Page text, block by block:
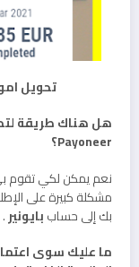
تحويل
هل هناك طريقة
Payoneer؟
نعم يمكن لكي تقوم
مشكلة كبيرة على
بك إلى حساببايونير.
ما عليك سوى